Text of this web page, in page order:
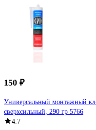
150 ₽
Универсальный монтажный
сверхсильный, 290 гр 5766
4.7